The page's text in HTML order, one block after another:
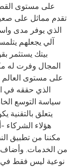
على مستوى
تقدم مماثل على
الذي يوفر مدى
آلي يجعلهم
بيتك يستثمر
المجال وفرت له
على مستوى العالم
الذي حققه في
سياسة التوسع
يتعلق
هؤلاء الشركاء
مكننا من تطبيق
من الخدمات. وأضاف
نوعية ليس فقط في